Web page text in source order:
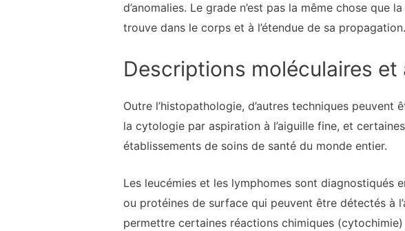
d’anomalies. Le grade n’est pas la même chose
trouve dans le corps et à l’étendue de sa propagation.
Descriptions moléculaires
Outre l’histopathologie, d’autres techniques
la cytologie par aspiration à l’aiguille fine, et
établissements de soins de santé du monde entier.
Les leucémies et les lymphomes sont diagnostiqués
ou protéines de surface qui peuvent être détectés à
permettre certaines réactions chimiques